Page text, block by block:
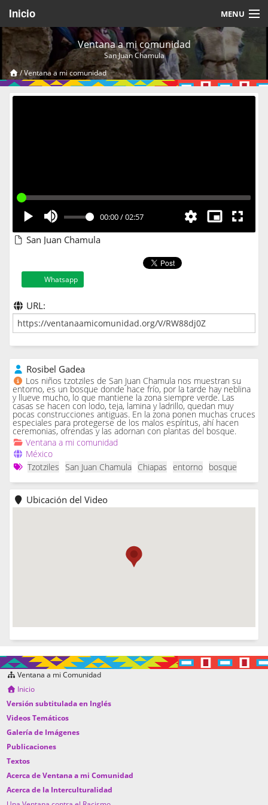
Inicio MENU
Acerca de
Videos Temáticos
Cerrar Sesión
Ventana a mi comunidad
San Juan Chamula
/Ventana a mi comunidad
00:00/02:57
San Juan Chamula
Whatsapp
URL:
Rosibel Gadea
Los niños tzotziles de San Juan Chamula nos muestran su
entorno, es un bosque donde hace frío, por la tarde hay neblina
y llueve mucho, lo que mantiene la zona siempre verde. Las
casas se hacen con lodo, teja, lamina y ladrillo, quedan muy
pocas construcciones antiguas. En la zona ponen muchas cruces
especiales para protegerse de los malos espíritus, ahí hacen
ceremonias, ofrendas y las adornan con plantas del bosque.
Ventana a mi comunidad
México
Tzotziles
San Juan Chamula Chiapas entorno bosque
Ubicación del Video
Ventana a mi Comunidad
Inicio
Versión subtitulada en Inglés
Videos Temáticos
Galería de Imágenes
Publicaciones
Textos
Acerca de Ventana a mi Comunidad
Acerca de la Interculturalidad